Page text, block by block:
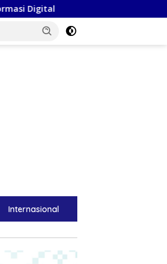
Bupati Barru Lepas Kontingen
Internasional